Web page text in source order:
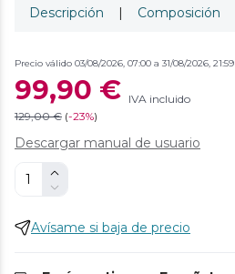
Descripción | Composición
Precio válido 03/08/2026, 07:00 a 31/08/2026, 21:59
99,90 € IVA incluido
129,00 € (-23%)
Descargar manual de usuario
Avísame si baja de precio